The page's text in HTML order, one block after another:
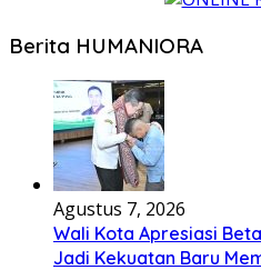
Berita HUMANIORA
Agustus 7, 2026
Wali Kota Apresiasi
Jadi Kekuatan Baru